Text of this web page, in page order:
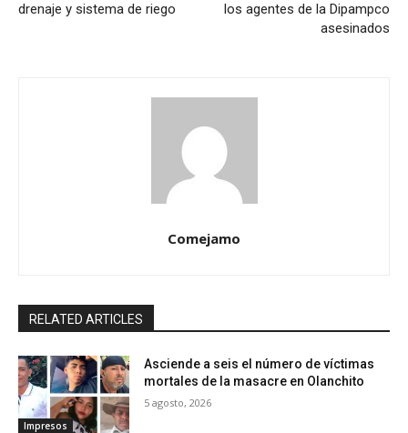
drenaje y sistema de riego
los agentes de la Dipampco
asesinados
Comejamo
RELATED ARTICLES
Impresos
Asciende a seis el número de víctimas
mortales de la masacre en Olanchito
5 agosto, 2026